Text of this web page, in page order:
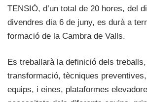
TENSIÓ, d’un total de 20 hores, del
divendres dia 6 de juny, es durà a
formació de la Cambra de Valls.
Es treballarà la definició dels
transformació, tècniques
equips, i eines, plataformes